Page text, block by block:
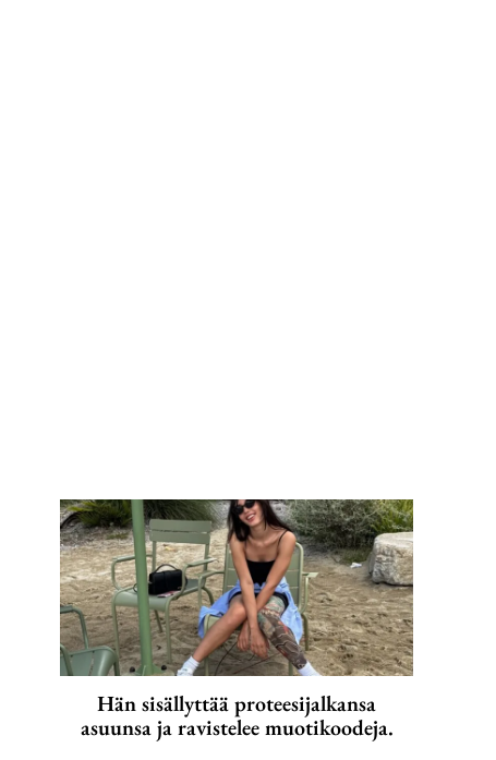
Hän sisällyttää proteesijalkansa
asuunsa ja ravistelee muotikoodeja.